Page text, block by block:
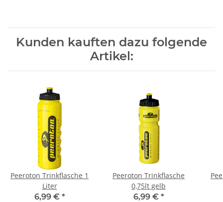
Kunden kauften dazu folgende
Artikel:
Peeroton Trinkflasche 1
Liter
6,99 € *
Peeroton Trinkflasche
0,75lt gelb
6,99 € *